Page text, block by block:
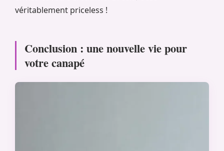
véritablement priceless !
Conclusion : une nouvelle vie pour
votre canapé